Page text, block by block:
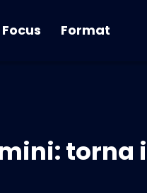
Focus Format
torna